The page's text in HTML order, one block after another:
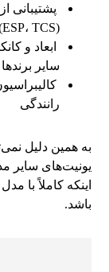
پشتیبانی
(ESP، TCS)
ابعاد و
سایر برندها
رانندگی
به همین دلیل
یونیت‌های سایر
اینکه کاملاً با
باشد.